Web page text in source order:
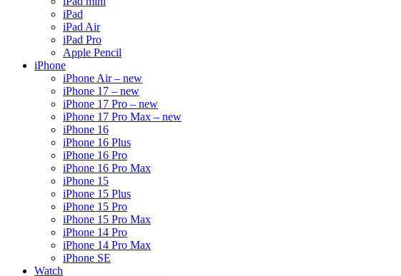
iPad
iPad Air
iPad Pro
Apple Pencil
iPhone
iPhone Air – new
iPhone 17 – new
iPhone 17 Pro – new
iPhone 17 Pro Max – new
iPhone 16
iPhone 16 Plus
iPhone 16 Pro
iPhone 16 Pro Max
iPhone 15
iPhone 15 Plus
iPhone 15 Pro
iPhone 15 Pro Max
iPhone 14 Pro
iPhone 14 Pro Max
iPhone SE
Watch